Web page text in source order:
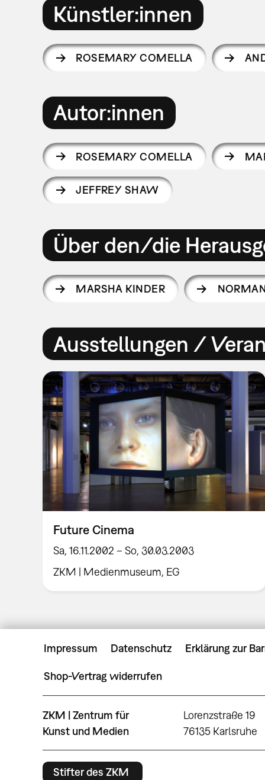
Künstler:innen
ROSEMARY COMELLA
Autor:innen
ROSEMARY COMELLA
JEFFREY SHAW
Über den/die
MARSHA KINDER
Ausstellungen /
Future Cinema
Sa, 16.11.2002 – So, 30.03.2003
ZKM | Medienmuseum, EG
Impressum Datenschutz Erklärung zur
Shop-Vertrag widerrufen
ZKM | Zentrum für
Kunst und Medien
Lorenzstraße 19
76135 Karlsruhe
Stifter des ZKM